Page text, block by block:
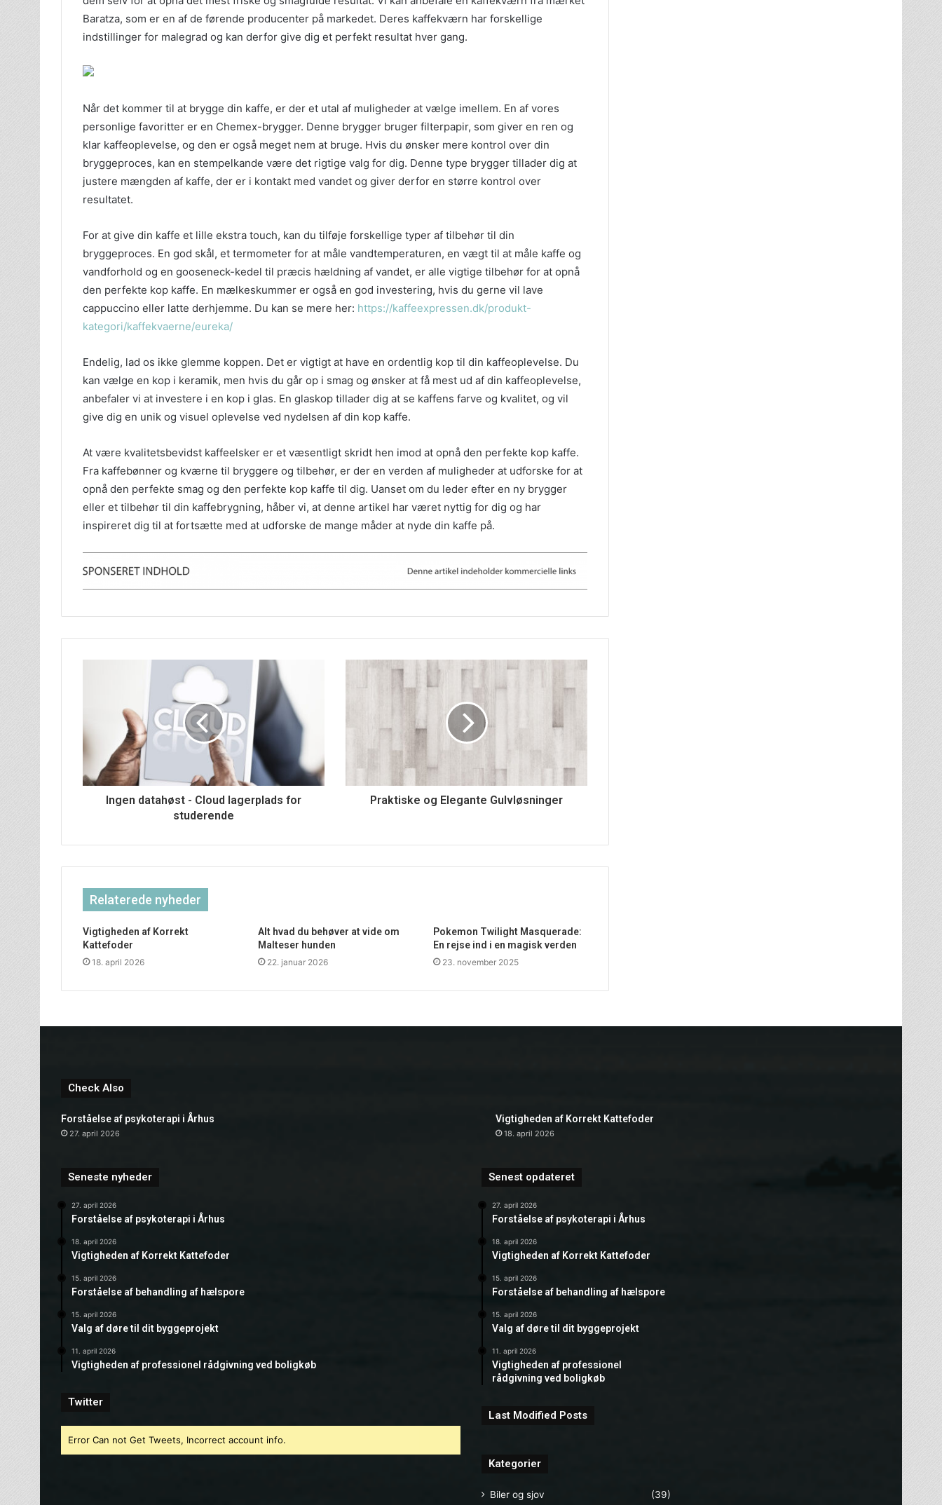
Baratza, som er en af ​​de førende producenter på markedet. Deres kaffekværn har forskellige
indstillinger for malegrad og kan derfor give dig et perfekt resultat hver gang.
Når det kommer til at brygge din kaffe, er der et utal af muligheder at vælge imellem. En af vores
personlige favoritter er en Chemex-brygger. Denne brygger bruger filterpapir, som giver en ren og
klar kaffeoplevelse, og den er også meget nem at bruge. Hvis du ønsker mere kontrol over din
bryggeproces, kan en stempelkande være det rigtige valg for dig. Denne type brygger tillader dig at
justere mængden af ​​kaffe, der er i kontakt med vandet og giver derfor en større kontrol over
resultatet.
For at give din kaffe et lille ekstra touch, kan du tilføje forskellige typer af tilbehør til din
bryggeproces. En god skål, et termometer for at måle vandtemperaturen, en vægt til at måle kaffe og
vandforhold og en gooseneck-kedel til præcis hældning af vandet, er alle vigtige tilbehør for at opnå
den perfekte kop kaffe. En mælkeskummer er også en god investering, hvis du gerne vil lave
cappuccino eller latte derhjemme. Du kan se mere her: https://kaffeexpressen.dk/produkt-
kategori/kaffekvaerne/eureka/
Endelig, lad os ikke glemme koppen. Det er vigtigt at have en ordentlig kop til din kaffeoplevelse. Du
kan vælge en kop i keramik, men hvis du går op i smag og ønsker at få mest ud af din kaffeoplevelse,
anbefaler vi at investere i en kop i glas. En glaskop tillader dig at se kaffens farve og kvalitet, og vil
give dig en unik og visuel oplevelse ved nydelsen af din kop kaffe.
At være kvalitetsbevidst kaffeelsker er et væsentligt skridt hen imod at opnå den perfekte kop kaffe.
Fra kaffebønner og kværne til bryggere og tilbehør, er der en verden af muligheder at udforske for at
opnå den perfekte smag og den perfekte kop kaffe til dig. Uanset om du leder efter en ny brygger
eller et tilbehør til din kaffebrygning, håber vi, at denne artikel har været nyttig for dig og har
inspireret dig til at fortsætte med at udforske de mange måder at nyde din kaffe på.
Ingen datahøst - Cloud lagerplads for
studerende
Praktiske og Elegante Gulvløsninger
Relaterede nyheder
Vigtigheden af Korrekt
Kattefoder
18. april 2026
Alt hvad du behøver at vide om
Malteser hunden
22. januar 2026
Pokemon Twilight Masquerade:
En rejse ind i en magisk verden
23. november 2025
Check Also
Forståelse af psykoterapi i Århus
27. april 2026
Vigtigheden af Korrekt Kattefoder
18. april 2026
Seneste nyheder
27. april 2026
Forståelse af psykoterapi i Århus
18. april 2026
Vigtigheden af Korrekt Kattefoder
15. april 2026
Forståelse af behandling af hælspore
15. april 2026
Valg af døre til dit byggeprojekt
11. april 2026
Vigtigheden af professionel rådgivning ved boligkøb
Twitter
Error Can not Get Tweets, Incorrect account info.
Senest opdateret
27. april 2026
Forståelse af psykoterapi i Århus
18. april 2026
Vigtigheden af Korrekt Kattefoder
15. april 2026
Forståelse af behandling af hælspore
15. april 2026
Valg af døre til dit byggeprojekt
11. april 2026
Vigtigheden af professionel
rådgivning ved boligkøb
Last Modified Posts
Kategorier
Biler og sjov (39)